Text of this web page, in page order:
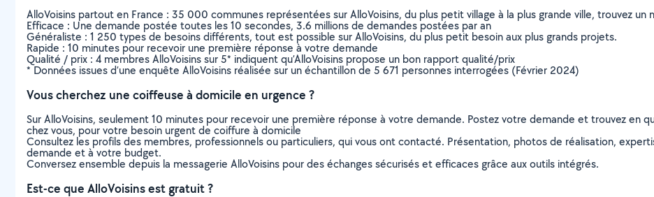
AlloVoisins partout en France : 35 000 communes représentées sur AlloVoisins, du plus petit village à la plus grande ville, trouvez un
Efficace : Une demande postée toutes les 10 secondes, 3.6 millions de demandes postées par an
Généraliste : 1 250 types de besoins différents, tout est possible sur AlloVoisins, du plus petit besoin aux plus grands projets.
Rapide : 10 minutes pour recevoir une première réponse à votre demande
Qualité / prix : 4 membres AlloVoisins sur 5* indiquent qu’AlloVoisins propose un bon rapport qualité/prix
* Données issues d’une enquête AlloVoisins réalisée sur un échantillon de 5 671 personnes interrogées (Février 2024)
Vous cherchez une coiffeuse à domicile en urgence ?
Sur AlloVoisins, seulement 10 minutes pour recevoir une première réponse à votre demande. Postez votre demande et trouvez en
chez vous, pour votre besoin urgent de coiffure à domicile
Consultez les profils des membres, professionnels ou particuliers, qui vous ont contacté. Présentation, photos de réalisation,
demande et à votre budget.
Conversez ensemble depuis la messagerie AlloVoisins pour des échanges sécurisés et efficaces grâce aux outils intégrés.
Est-ce que AlloVoisins est gratuit ?